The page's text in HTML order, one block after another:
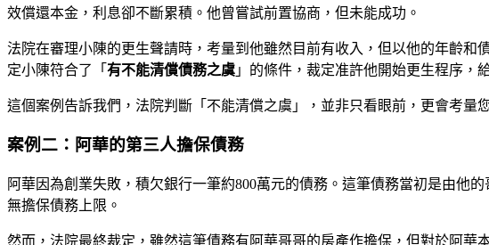
效償還本金，利息卻不斷累積。他曾嘗試前置協商，但未能成功。
法院在審理小陳的更生聲請時，考量到他雖然目前有收入，但以他的年齡
定小陳符合了「 有不能清償債務之虞 」的條件，裁定准許他開始更生程序，
這個案例告訴我們，法院判斷「不能清償之虞」，並非只看眼前，更會考量
案例二：阿華的第三人擔保債務
阿華因為創業失敗，積欠銀行一筆約800萬元的債務。這筆債務當初是由他
無擔保債務上限。
然而，法院最終裁定，雖然這筆債務有阿華哥哥的房產作擔保，但對於阿華